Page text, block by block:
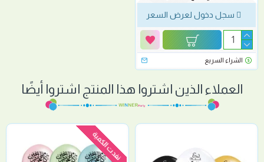
سجل دخول لعرض السعر
الشراء السريع
العملاء الذين اشتروا هذا المنتج اشتروا أيضًا
نفدت الكمية